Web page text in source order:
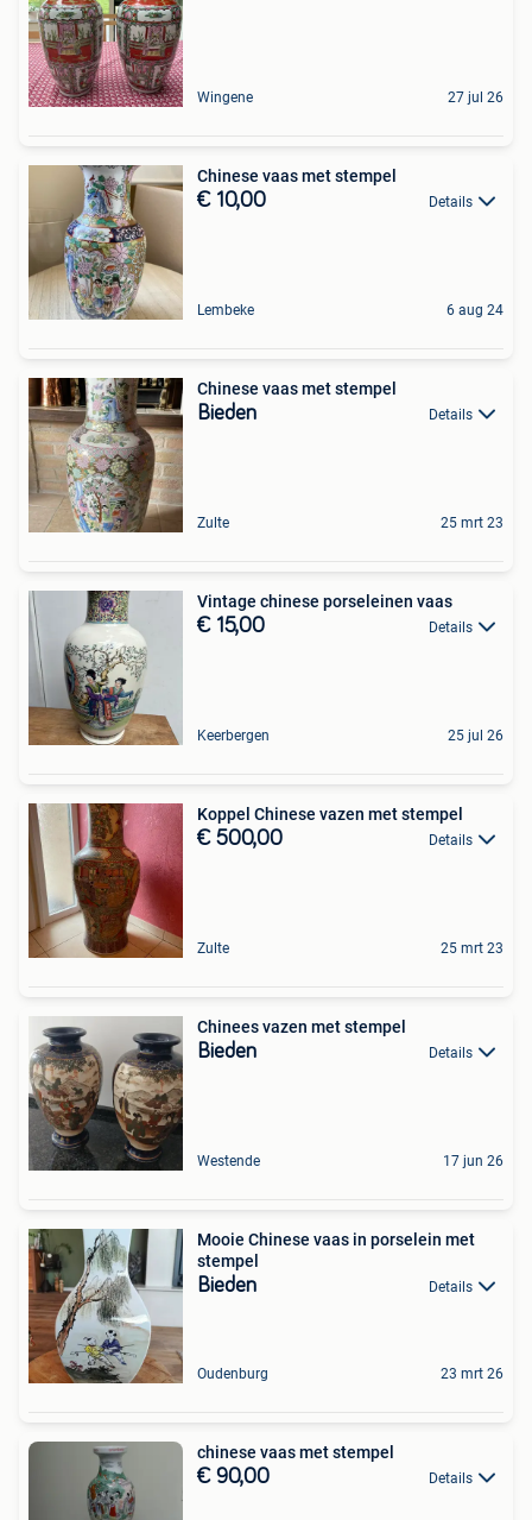
Wingene 27 jul 26
Chinese vaas met stempel
€ 10,00 Details
Lembeke 6 aug 24
Chinese vaas met stempel
Bieden Details
Zulte 25 mrt 23
Vintage chinese porseleinen vaas
€ 15,00 Details
Keerbergen 25 jul 26
Koppel Chinese vazen met stempel
€ 500,00 Details
Zulte 25 mrt 23
Chinees vazen met stempel
Bieden Details
Westende 17 jun 26
Mooie Chinese vaas in porselein met
stempel
Bieden Details
Oudenburg 23 mrt 26
chinese vaas met stempel
€ 90,00 Details